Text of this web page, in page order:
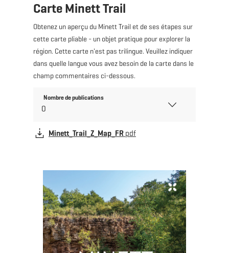
Carte Minett Trail
Obtenez un aperçu du Minett Trail et de ses étapes sur
cette carte pliable - un objet pratique pour explorer la
région. Cette carte n'est pas trilingue. Veuillez indiquer
dans quelle langue vous avez besoin de la carte dans le
champ commentaires ci-dessous.
Nombre de publications
Minett_Trail_Z_Map_FRpdf